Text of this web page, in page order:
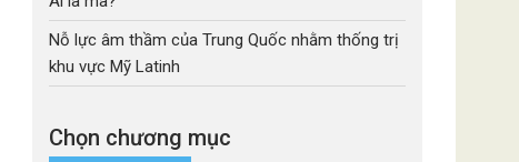
Nỗ lực âm thầm của Trung Quốc nhằm thống trị
khu vực Mỹ Latinh
Chọn chương mục